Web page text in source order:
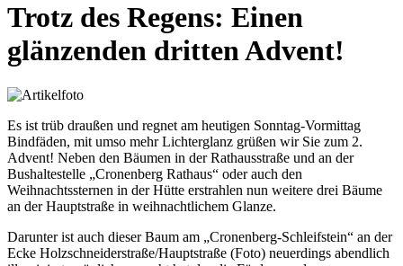
Trotz des Regens: Einen
glänzenden dritten Advent!
Es ist trüb draußen und regnet am heutigen Sonntag-Vormittag
Bindfäden, mit umso mehr Lichterglanz grüßen wir Sie zum 2.
Advent! Neben den Bäumen in der Rathausstraße und an der
Bushaltestelle „Cronenberg Rathaus“ oder auch den
Weihnachtssternen in der Hütte erstrahlen nun weitere drei Bäume
an der Hauptstraße in weihnachtlichem Glanze.
Darunter ist auch dieser Baum am „Cronenberg-Schleifstein“ an der
Ecke Holzschneiderstraße/Hauptstraße (Foto) neuerdings abendlich